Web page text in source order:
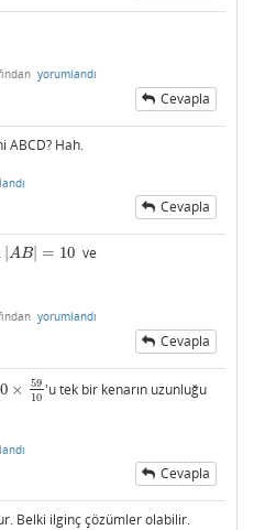
yorumlandı
Cevapla
ABCD? Hah.
Cevapla
AB = 10
|AB| =10
ve
yorumlandı
Cevapla
×
59
10
×5910'u tek bir kenarın uzunluğu
Cevapla
Belki ilginç çözümler olabilir.